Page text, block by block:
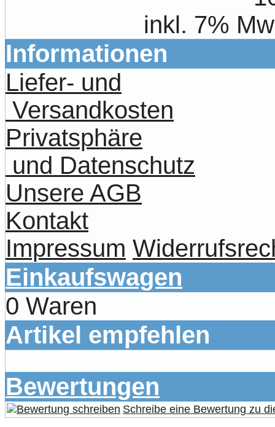
inkl. 7%
Informationen
Liefer- und
Versandkosten
Privatsphäre
und Datenschutz
Unsere AGB
Kontakt
Impressum
Einkaufswagen
0 Waren
Artikel empfehlen
Bewertungen
Schreibe eine Bewertung zu